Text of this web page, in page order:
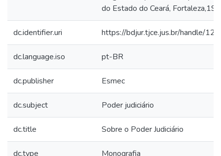
do Estado do Ceará,
dc.identifier.uri https://bdjur.tjce.jus.br/handle/
dc.language.iso pt-BR
dc.publisher Esmec
dc.subject Poder judiciário
dc.title Sobre o Poder Judiciário
dc.type Monografia